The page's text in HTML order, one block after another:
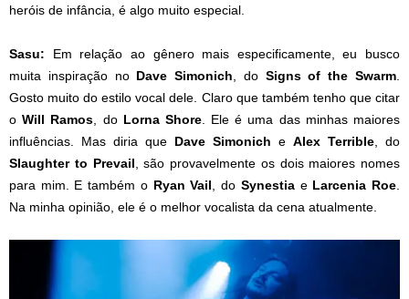
heróis de infância, é algo muito especial.
Sasu: Em relação ao gênero mais especificamente, eu busco
muita inspiração no Dave Simonich , do Signs of the Swarm
Gosto muito do estilo vocal dele. Claro que também tenho que citar
oWill Ramos , do Lorna Shore. Ele é uma das minhas maiores
influências. Mas diria que Dave Simonich e Alex Terrible , do
Slaughter to Prevail , são provavelmente os dois maiores nomes
para mim. E também o Ryan Vail , do Synestiae Larcenia Roe
Na minha opinião, ele é o melhor vocalista da cena atualmente.